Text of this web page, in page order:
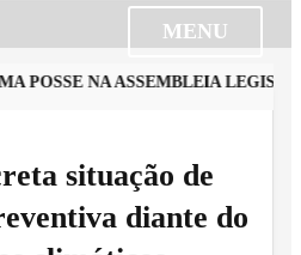
MENU
NA ASSEMBLEIA
situação de
diante do